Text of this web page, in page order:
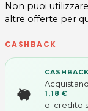
Non puoi
altre offerte per
CASHBACK
CASHBACK
1,18 €
di credito